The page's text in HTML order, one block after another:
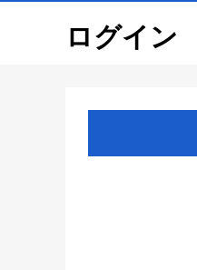
ログイン